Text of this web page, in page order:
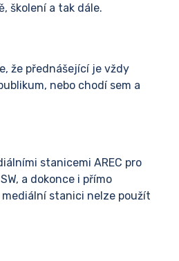
školení a tak dále.
že přednášející je vždy
nebo chodí sem a
stanicemi AREC pro
a dokonce i přímo
stanici nelze použít